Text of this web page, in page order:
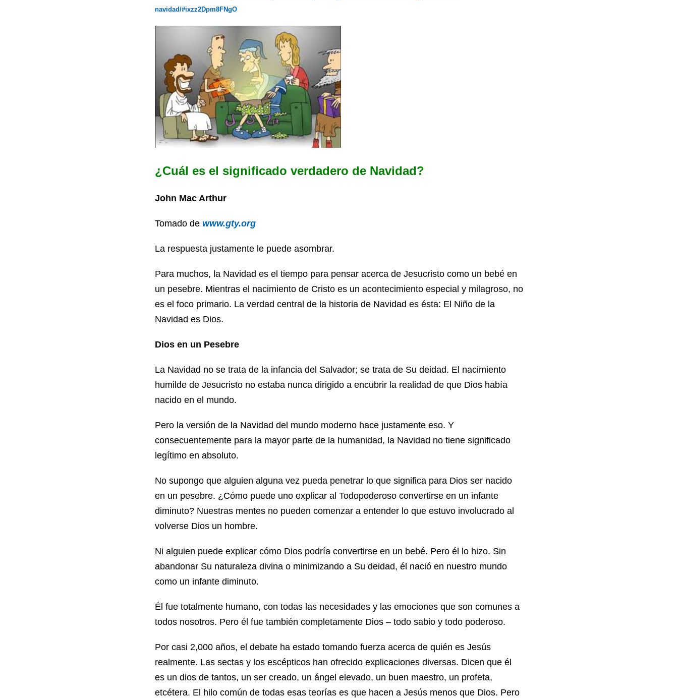
navidad/#ixzz2Dpm8FNgO
¿Cuál es el significado verdadero de Navidad?
John Mac Arthur
Tomado de www.gty.org
La respuesta justamente le puede asombrar.
Para muchos, la Navidad es el tiempo para pensar acerca de Jesucristo como un bebé en
un pesebre. Mientras el nacimiento de Cristo es un acontecimiento especial y milagroso, no
es el foco primario. La verdad central de la historia de Navidad es ésta: El Niño de la
Navidad es Dios.
Dios en un Pesebre
La Navidad no se trata de la infancia del Salvador; se trata de Su deidad. El nacimiento
humilde de Jesucristo no estaba nunca dirigido a encubrir la realidad de que Dios había
nacido en el mundo.
Pero la versión de la Navidad del mundo moderno hace justamente eso. Y
consecuentemente para la mayor parte de la humanidad, la Navidad no tiene significado
legítimo en absoluto.
No supongo que alguien alguna vez pueda penetrar lo que significa para Dios ser nacido
en un pesebre. ¿Cómo puede uno explicar al Todopoderoso convertirse en un infante
diminuto? Nuestras mentes no pueden comenzar a entender lo que estuvo involucrado al
volverse Dios un hombre.
Ni alguien puede explicar cómo Dios podría convertirse en un bebé. Pero él lo hizo. Sin
abandonar Su naturaleza divina o minimizando a Su deidad, él nació en nuestro mundo
como un infante diminuto.
Él fue totalmente humano, con todas las necesidades y las emociones que son comunes a
todos nosotros. Pero él fue también completamente Dios – todo sabio y todo poderoso.
Por casi 2,000 años, el debate ha estado tomando fuerza acerca de quién es Jesús
realmente. Las sectas y los escépticos han ofrecido explicaciones diversas. Dicen que él
es un dios de tantos, un ser creado, un ángel elevado, un buen maestro, un profeta,
etcétera. El hilo común de todas esas teorías es que hacen a Jesús menos que Dios. Pero